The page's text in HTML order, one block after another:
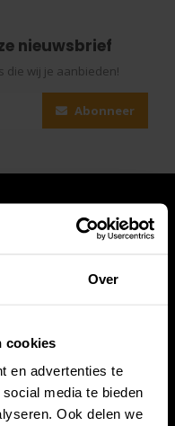
Over
cookies
en advertenties te
media te bieden
Ook delen we
nieuwsbrief
die wij je aanbieden!
Abonneer
van Lelystad en